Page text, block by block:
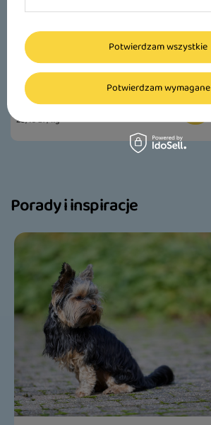
Karma mokra dla psów małych ras
Luger's Little's Moments z żołądkami
wołowymi i dynią 185 g
5,27 zł
28,49 zł / kg
Porady i inspiracje
Potwierdzam wymagane
Potwierdzam wszystkie